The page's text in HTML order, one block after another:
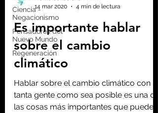
Ciencia -
Negacionismo
Pensadores del
Nuevo Mundo
Regeneración
Homo consciens
14 mar 2020
Es importante hablar
sobre el cambio